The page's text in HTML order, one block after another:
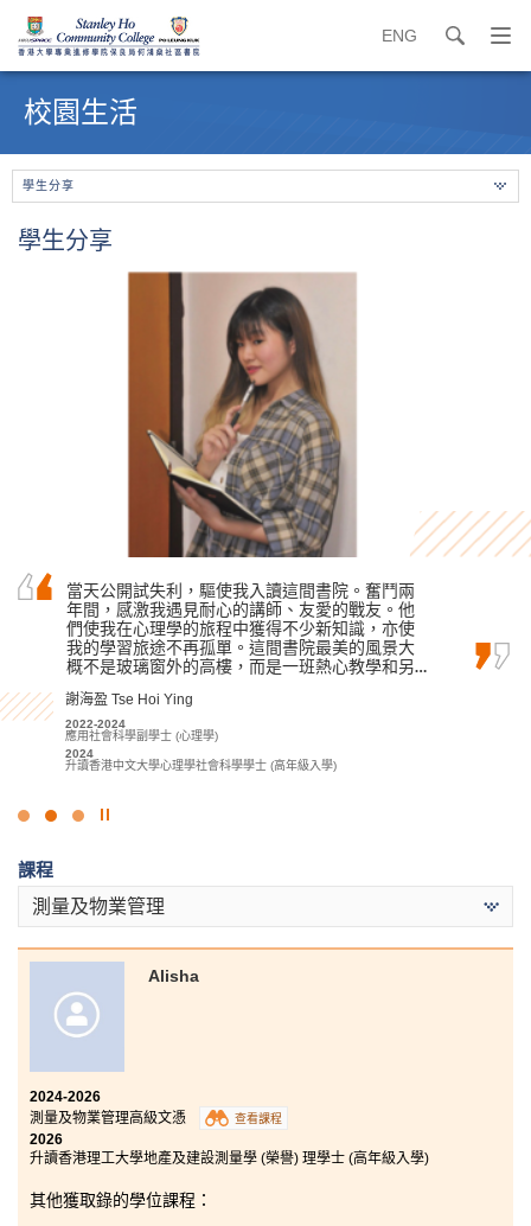
ENG search
打
開
始
校園生活
學生分享
學生分享
我很感激能入讀書院，因為這裡是一個鼓勵學生
認真學習並追求夢想的地方。這裡不僅有先進的
學習設施和舒適的學習環境，更重要的是，講師
對教學充滿熱情。有著他們循循善誘的教導，幫
助我們取得優異的成績，成功升讀心儀學科。
周卓希 Alvin Chow
2023-2025
應用社會科學副學士 (刑事司法及執法)
2025
升讀香港浸會大學文學士 (榮譽) / 社會科學學士 (榮譽) (歐洲研究 [法
當天公開試失利，驅使我入讀這間書院。奮鬥兩
年間，感激我遇見耐心的講師、友愛的戰友。他
們使我在心理學的旅程中獲得不少新知識，亦使
我的學習旅途不再孤單。這間書院最美的風景大
概不是玻璃窗外的高樓，而是一班熱心教學和另…
謝海盈 Tse Hoi Ying
2022-2024
應用社會科學副學士 (心理學)
2024
升讀香港中文大學心理學社會科學學士 (高年級入學)
作為由基礎文憑銜接升上高級文憑的學生，我起
初以為會難以跟上課程。幸好書院講師十分有耐
性地回答我的疑問，回覆電郵亦十分迅速，讓我
很快就跟上進度。
2023-2025
2025
升讀香港科技大學工商管理學士 (學分豁免)
點
止
幻
燈
片
課程
測量及物業管理
Alisha
2024-2026
測量及物業管理高級文憑
查看課程
2026
升讀香港理工大學地產及建設測量學 (榮譽) 理學士 (高年級入學)
其他獲取錄的學位課程：